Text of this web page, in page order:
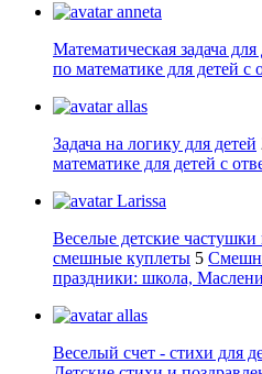
anneta
Математическая задача для
по математике для детей с
allas
Задача на логику для детей
математике для детей с
Larissa
Веселые детские
смешные куплеты 5
праздники: школа,
allas
Веселый счет - стихи для